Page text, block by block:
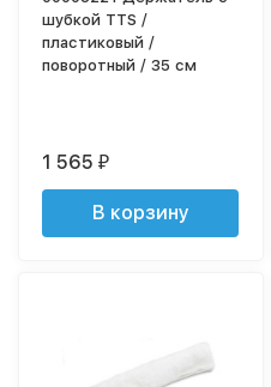
шубкой TTS /
пластиковый /
поворотный / 35 см
1 565₽
В корзину